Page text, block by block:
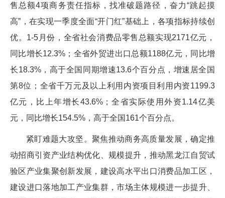
售总额4项商务责任指标，找准破题路径，奋力“跳起摸
高”，在实现一季度全面“开门红”基础上，各项指标持续创
优。1-5月份，全省社会消费品零售总额实现2171亿元，
同比增长12.3%；全省外贸进出口总额1188亿元，同比增
长18.3%，高于全国同期增速13.6个百分点，增速居全国
第8位；全省千万元及以上利用内资项目利用内资1199.3
亿元，比上年增长43.6%；全省实际使用外资1.14亿美
元，同比增长154.5%，高于全国161个百分点。
紧盯难题大攻坚。聚焦推动商务高质量发展，确定推
动招商引资产业结构优化、规模提升，推动黑龙江自贸试
验区产业集聚创新发展，建设高水平出口消费品加工区，
建设进口落地加工产业集群，市场主体规模进一步提升、